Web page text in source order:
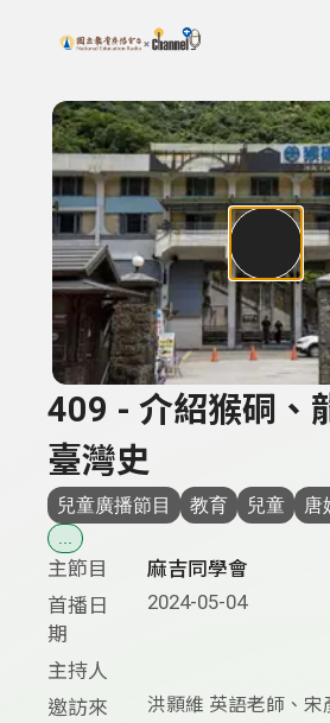
上方功能區塊
搜尋關鍵字：可輸入節目名稱、主
409 - 介紹猴硐、
臺灣史
兒童廣播節目 教育 兒童 唐
主節目
麻吉同學會
首播日
期
2024-05-04
主持人
邀訪來
洪顥維 英語老師、宋